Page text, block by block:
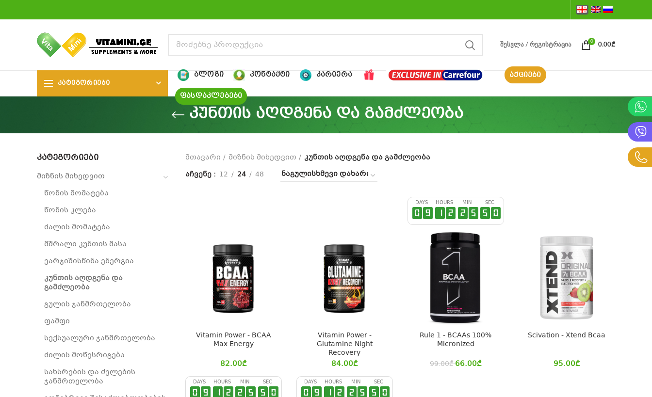
ᲨᲔᲡᲕᲚᲐ / ᲠᲔᲒᲘᲡᲢᲠᲐᲪᲘᲐ
0
0.00₾
ᲙᲐᲢᲔᲒᲝᲠᲘᲔᲑᲘ
ᲑᲚᲝᲒᲘ ᲙᲝᲜᲢᲐᲥᲢᲘ ᲙᲐᲠᲘᲔᲠᲐ
ᲐᲥᲪᲘᲔᲑᲘ
ᲤᲐᲡᲓᲐᲙᲚᲔᲑᲔᲑᲘ
კუნთის აღდგენა და გამძლეობა
ᲙᲐᲢᲔᲒᲝᲠᲘᲔᲑᲘ
მიზნის მიხედვით
წონის მომატება
წონის კლება
ძალის მომატება
მშრალი კუნთის მასა
ვარჯიშისწინა ენერგია
კუნთის აღდგენა და
გამძლეობა
გულის ჯანმრთელობა
ფამფი
სექსუალური ჯანმრთელობა
ძილის მოწესრიგება
სახსრების და ძვლების
ჯანმრთელობა
მთავარი მიზნის მიხედვით
კუნთის აღდგენა და გამძლეობა
აჩვენე
12 24 48
Vitamin Power - BCAA
Max Energy
82.00₾
Vitamin Power -
Glutamine Night
Recovery
84.00₾
DAYS
0 9
HOURS
1 2
MIN
2 5
SEC
4 9
Rule 1 - BCAAs 100%
Micronized
99.00₾ 66.00₾
Scivation - Xtend Bcaa
95.00₾
DAYS
0 9
HOURS
1 2
MIN
2 5
SEC
4 9
DAYS
0 9
HOURS
1 2
MIN
2 5
SEC
4 9